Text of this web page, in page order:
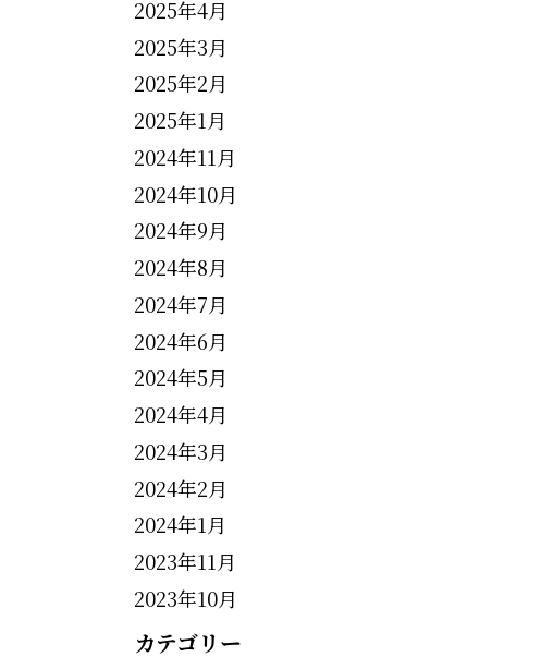
2025年4月
2025年3月
2025年2月
2025年1月
2024年11月
2024年10月
2024年9月
2024年8月
2024年7月
2024年6月
2024年5月
2024年4月
2024年3月
2024年2月
2024年1月
2023年11月
2023年10月
カテゴリー